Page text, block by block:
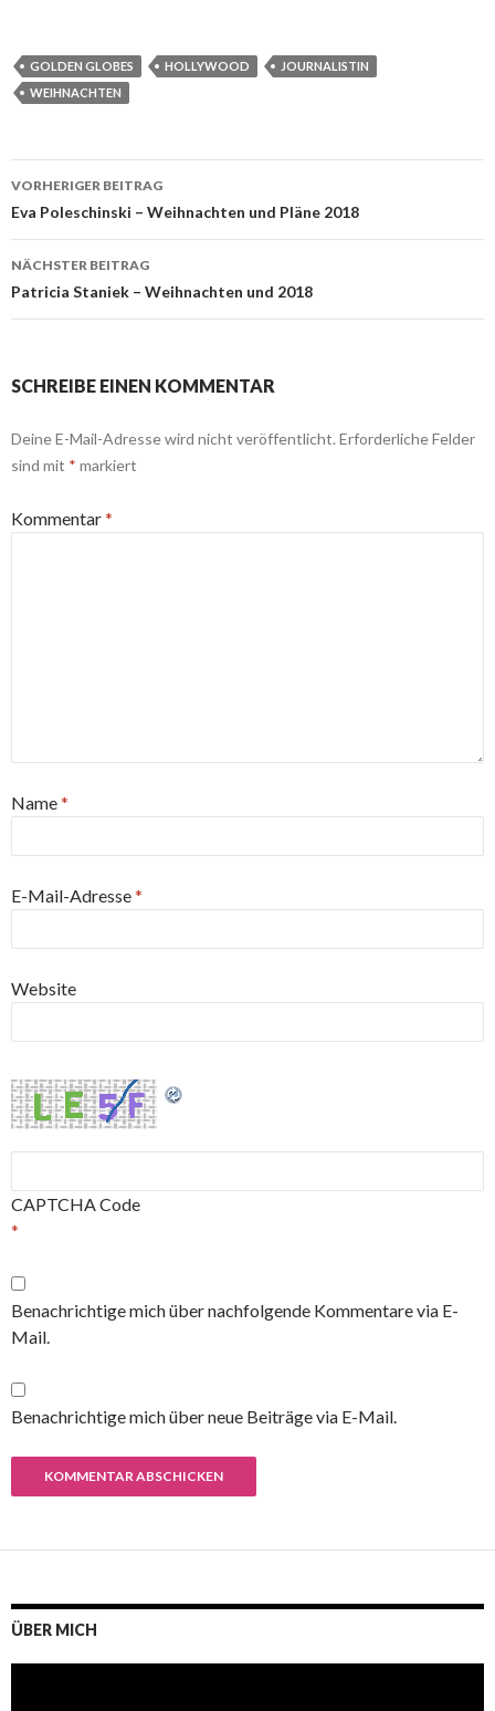
GOLDEN GLOBES HOLLYWOOD
JOURNALISTIN
WEIHNACHTEN
Beitrags-
Navigation
VORHERIGER BEITRAG
Eva Poleschinski – Weihnachten und Pläne 2018
NÄCHSTER BEITRAG
Patricia Staniek – Weihnachten und 2018
SCHREIBE EINEN KOMMENTAR
Deine E-Mail-Adresse wird nicht veröffentlicht. Erforderliche Felder
sind mit * markiert
Kommentar*
Name*
E-Mail-Adresse*
Website
CAPTCHA Code
*
Benachrichtige mich über nachfolgende Kommentare via E-
Mail.
Benachrichtige mich über neue Beiträge via E-Mail.
ÜBER MICH